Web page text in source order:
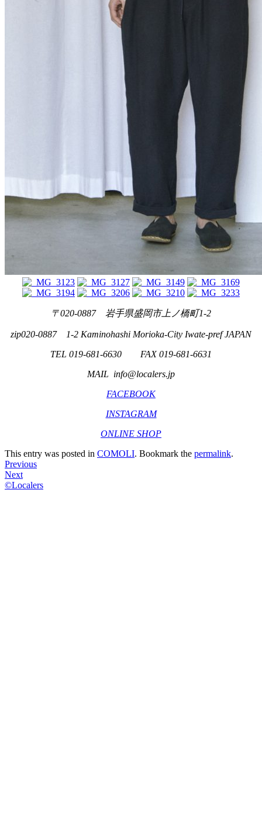
〒020-0887 岩手県盛岡市上ノ橋町1-2
zip020-0887 1-2 Kaminohashi Morioka-City Iwate-pref JAPAN
TEL 019-681-6630 FAX 019-681-6631
MAIL info@localers.jp
FACEBOOK
INSTAGRAM
ONLINE SHOP
This entry was posted in COMOLI. Bookmark the permalink.
Post
navigation
Previous
Next
©Localers